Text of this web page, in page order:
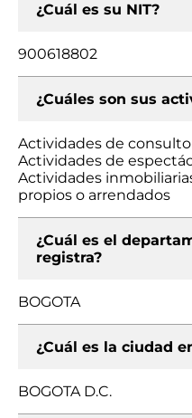
¿Cuál es su NIT?
900618802
¿Cuáles son sus
Actividades de
Actividades de
Actividades
propios o arrendados
¿Cuál es el
registra?
BOGOTA
¿Cuál es la ciudad
BOGOTA D.C.